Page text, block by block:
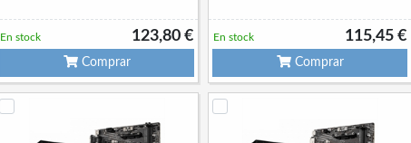
123,80 €
En stock
Comprar
115,45 €
En stock
Comprar